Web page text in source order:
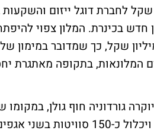
יעניק מימון בהיקף של כ-185 מיליון שקל לחברת
בכינרת. המלון צפוי
2026. סך עלות הפרויקט נאמדת בכ-275 מיליון שקל, כך
המלונאות, בתקופה מאתגרת
גורדוניה חוף גולן,
בחוף גולן שבכינרת, אשר יתפרס על פני כ-65 דונם